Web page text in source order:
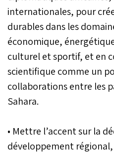
internationales, pour
durables dans les
économique,
culturel et sportif, et en
scientifique comme un
collaborations entre les
Sahara.
• Mettre l’accent sur la
développement